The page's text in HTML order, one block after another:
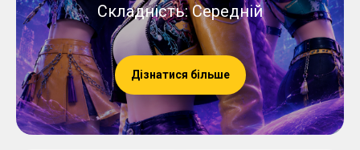
Складність: Середній
Дізнатися більше